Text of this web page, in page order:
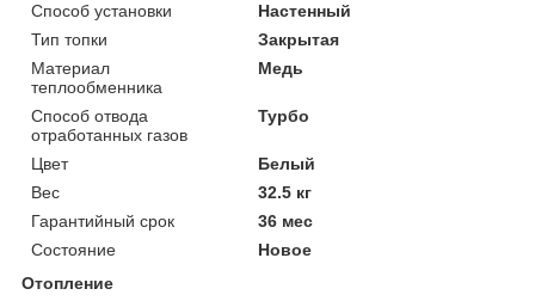
Способ установки
Настенный
Тип топки
Закрытая
Материал
теплообменника
Медь
Способ отвода
отработанных газов
Турбо
Цвет
Белый
Вес
32.5 кг
Гарантийный срок
36 мес
Состояние
Новое
Отопление